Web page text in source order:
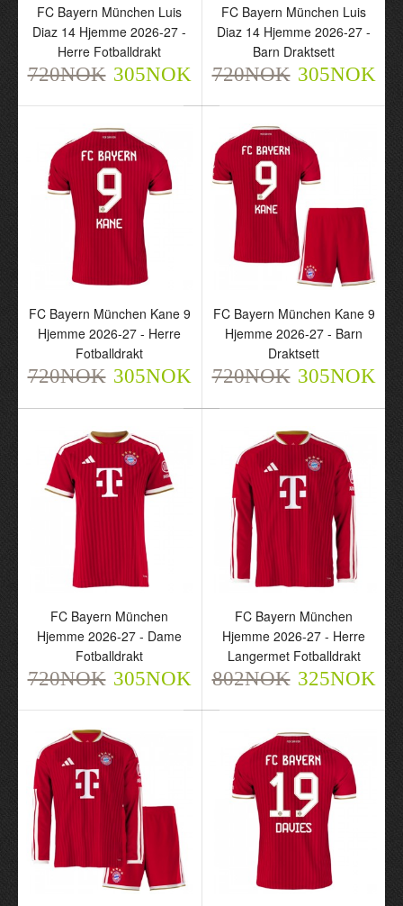
FC Bayern München Luis
Diaz 14 Hjemme 2026-27
- Herre Fotballdrakt
720NOK 305NOK
FC Bayern München Luis
Diaz 14 Hjemme 2026-27
- Barn Draktsett
720NOK 305NOK
FC Bayern München
Kane 9 Hjemme 2026-27
- Herre Fotballdrakt
720NOK 305NOK
FC Bayern München
Kane 9 Hjemme 2026-27
- Barn Draktsett
720NOK 305NOK
FC Bayern München
Hjemme 2026-27 - Dame
Fotballdrakt
720NOK 305NOK
FC Bayern München
Hjemme 2026-27 - Herre
Langermet Fotballdrakt
802NOK 325NOK
FC Bayern München Luis
Diaz 14 Hjemme 2026-27 -
Herre Fotballdrakt
720NOK 305NOK
FC Bayern München Luis
Diaz 14 Hjemme 2026-27 -
Barn Draktsett
720NOK 305NOK
FC Bayern München Kane 9
Hjemme 2026-27 - Herre
Fotballdrakt
720NOK 305NOK
FC Bayern München Kane 9
Hjemme 2026-27 - Barn
Draktsett
720NOK 305NOK
FC Bayern München
Hjemme 2026-27 - Dame
Fotballdrakt
720NOK 305NOK
FC Bayern München
Hjemme 2026-27 - Herre
Langermet Fotballdrakt
802NOK 325NOK